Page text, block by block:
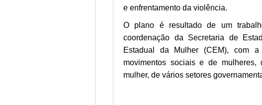
e enfrentamento da violência.
O plano é resultado de um
coordenação da Secretaria de
Estadual da Mulher (CEM), com
movimentos sociais e de
mulher, de vários setores